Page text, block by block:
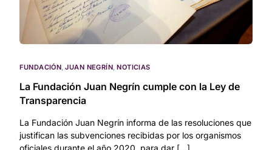
FUNDACIÓN,JUAN NEGRÍN,NOTICIAS
La Fundación Juan Negrín cumple con la Ley de
Transparencia
La Fundación Juan Negrín informa de las resoluciones que
justifican las subvenciones recibidas por los organismos
oficiales durante el año 2020, para dar […]